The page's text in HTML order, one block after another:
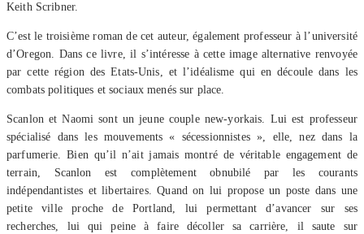
Keith Scribner.
C’est le troisième roman de cet auteur, également professeur à l’université
d’Oregon. Dans ce livre, il s’intéresse à cette image alternative renvoyée
par cette région des Etats-Unis, et l’idéalisme qui en découle dans les
combats politiques et sociaux menés sur place.
Scanlon et Naomi sont un jeune couple new-yorkais. Lui est professeur
spécialisé dans les mouvements « sécessionnistes », elle, nez dans la
parfumerie. Bien qu’il n’ait jamais montré de véritable engagement de
terrain, Scanlon est complètement obnubilé par les courants
indépendantistes et libertaires. Quand on lui propose un poste dans une
petite ville proche de Portland, lui permettant d’avancer sur ses
recherches, lui qui peine à faire décoller sa carrière, il saute sur